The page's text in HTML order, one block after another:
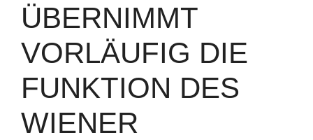
ÜBERNIMMT
VORLÄUFIG DIE
FUNKTION DES
WIENER